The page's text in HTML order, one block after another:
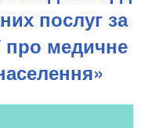
послуг за
про медичне